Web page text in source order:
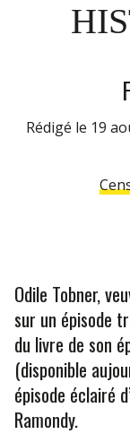
rédigé le 19
Odile Tobner,
sur un épisode
du livre de son
(disponible
épisode éclairé
Ramondy.